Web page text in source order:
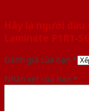
Hãy là người đầu
Laminate P1R1-
Đánh giá của bạn *
Nhận xét của bạn *